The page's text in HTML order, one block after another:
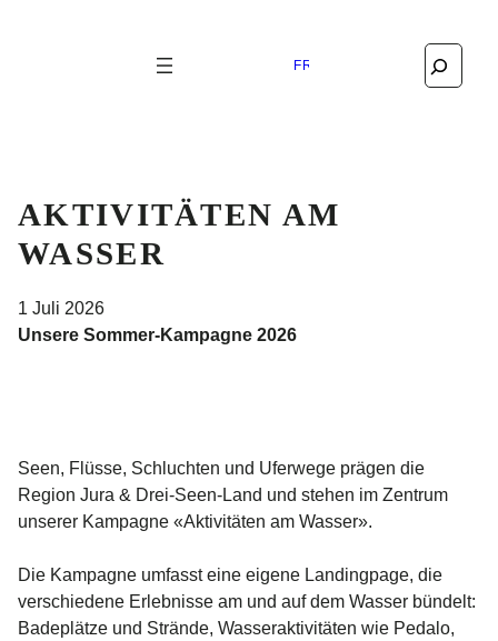
FRANÇAIS
Search
AKTIVITÄTEN AM
WASSER
1 Juli 2026
Unsere Sommer-Kampagne 2026
Seen, Flüsse, Schluchten und Uferwege prägen die
Region Jura & Drei-Seen-Land und stehen im Zentrum
unserer Kampagne «Aktivitäten am Wasser».
Die Kampagne umfasst eine eigene Landingpage, die
verschiedene Erlebnisse am und auf dem Wasser bündelt:
Badeplätze und Strände, Wasseraktivitäten wie Pedalo,